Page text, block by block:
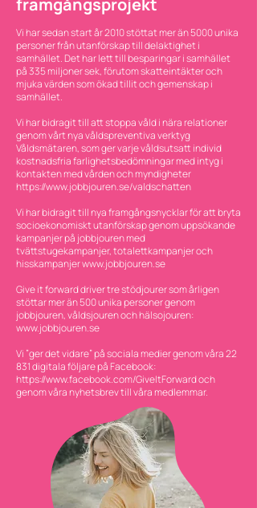
Vi har sedan start år 2010 stöttat mer än 5000 unika
personer från utanförskap till delaktighet i
samhället. Det har lett till besparingar i samhället
på 335 miljoner sek, förutom skatteintäkter och
mjuka värden som ökad tillit och gemenskap i
samhället.
Vi har bidragit till att stoppa våld i nära relationer
genom vårt nya våldspreventiva verktyg
Våldsmätaren, som ger varje våldsutsatt individ
kostnadsfria farlighetsbedömningar med intyg i
kontakten med vården och myndigheter
https://www.jobbjouren.se/valdschatten
Vi har bidragit till nya framgångsnycklar för att bryta
socioekonomiskt utanförskap genom uppsökande
kampanjer på jobbjouren med
tvättstugekampanjer, totalettkampanjer och
hisskampanjerwww.jobbjouren.se
Give it forward driver tre stödjourer som årligen
stöttar mer än 500 unika personer genom
jobbjouren, våldsjouren och hälsojouren:
www.jobbjouren.se
Vi ”ger det vidare” på sociala medier genom våra 22
831 digitala följare på Facebook:
https://www.facebook.com/GiveItForwardoch
genom våra nyhetsbrev till våra medlemmar.